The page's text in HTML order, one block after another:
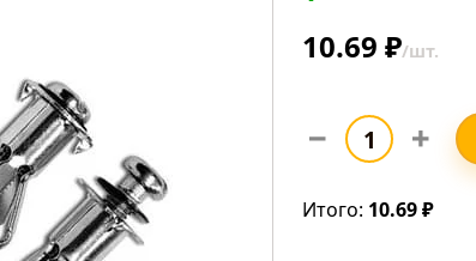
10.69 ₽/шт.
Итого: 10.69 ₽